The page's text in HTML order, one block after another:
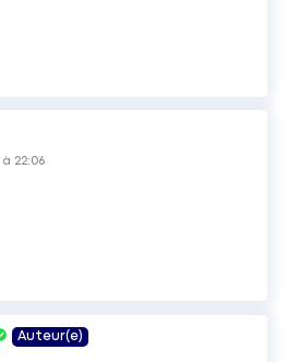
à 22:06
Auteur(e)